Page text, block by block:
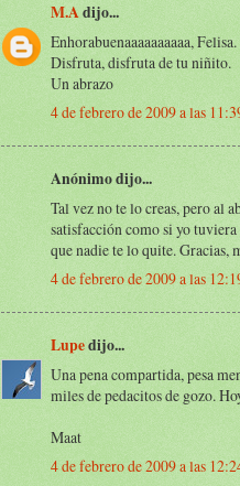
M.Adijo...
Enhorabuenaaaaaaaaaa,
Disfruta, disfruta de tu niñito.
Un abrazo
4 de febrero de 2009 a las
Anónimo dijo...
Tal vez no te lo creas, pero al
satisfacción como si yo
que nadie te lo quite. Gracias,
4 de febrero de 2009 a las
Lupedijo...
Una pena compartida, pesa
miles de pedacitos de gozo.
Maat
4 de febrero de 2009 a las